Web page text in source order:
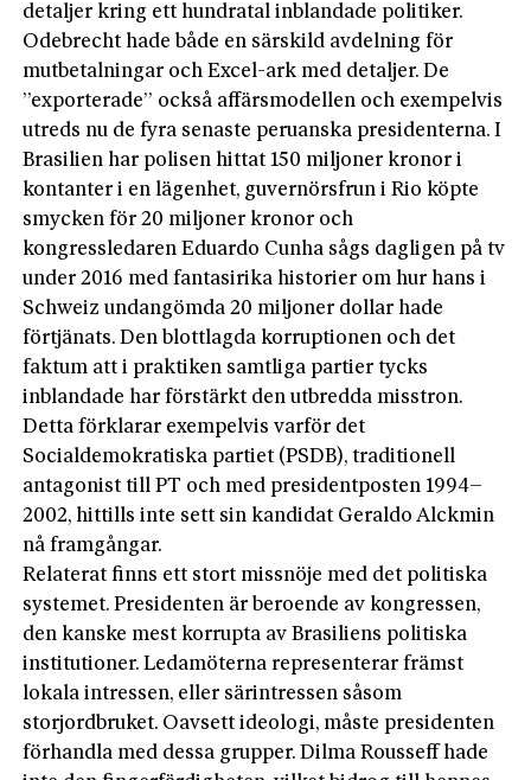
detaljer kring ett hundratal inblandade politiker.
Odebrecht hade både en särskild avdelning för
mutbetalningar och Excel-ark med detaljer. De
”exporterade” också affärsmodellen och exempelvis
utreds nu de fyra senaste peruanska presidenterna. I
Brasilien har polisen hittat 150 miljoner kronor i
kontanter i en lägenhet, guvernörsfrun i Rio köpte
smycken för 20 miljoner kronor och
kongressledaren Eduardo Cunha sågs dagligen på tv
under 2016 med fantasirika historier om hur hans i
Schweiz undangömda 20 miljoner dollar hade
förtjänats. Den blottlagda korruptionen och det
faktum att i praktiken samtliga partier tycks
inblandade har förstärkt den utbredda misstron.
Detta förklarar exempelvis varför det
Socialdemokratiska partiet (PSDB), traditionell
antagonist till PT och med presidentposten 1994–
2002, hittills inte sett sin kandidat Geraldo Alckmin
nå framgångar.
Relaterat finns ett stort missnöje med det politiska
systemet. Presidenten är beroende av kongressen,
den kanske mest korrupta av Brasiliens politiska
institutioner. Ledamöterna representerar främst
lokala intressen, eller särintressen såsom
storjordbruket. Oavsett ideologi, måste presidenten
förhandla med dessa grupper. Dilma Rousseff hade